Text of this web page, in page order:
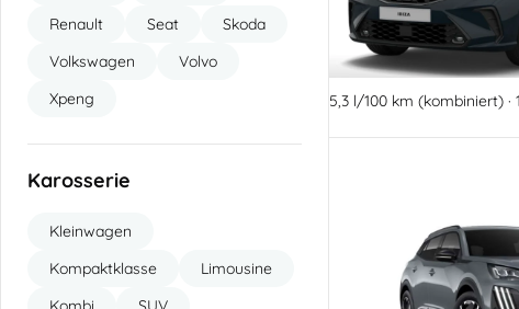
Renault
Seat
Skoda
Volkswagen
Volvo
Xpeng
Karosserie
Kleinwagen
Kompaktklasse
Limousine
5,3 l/100 km (kombiniert)